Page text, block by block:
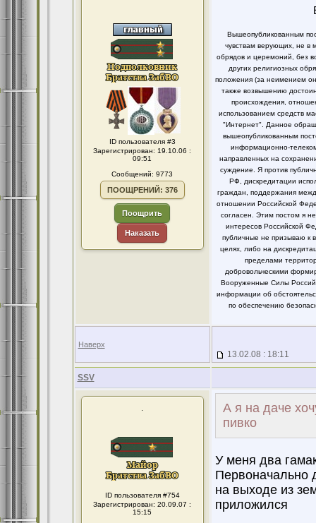
ID пользователя #3
Зарегистрирован: 19.10.06 :
09:51
Сообщений: 9773
ПООЩРЕНИЙ: 376
Поощрить
Наказать
Вышеопубликованным
чувствам верующих, не в
обрядов и церемоний, без
других религиозных
положения (за неимением
также возвышению
происхождения,
использованием средств
"Интернет". Данное
вышеопубликованным
информационно-
направленных на
суждение. Я против
РФ, дискредитации
граждан, поддержания
отношении Российской
согласен. Этим постом я
интересов Российской
публичные не призываю к
целях, либо на
пределами
добровольческими
Вооруженные Силы
информации об
по обеспечению
Наверх
13.02.08 : 18:11
SSV
.
ID пользователя #754
Зарегистрирован: 20.09.07 :
15:15
А я на даче
пивко
У меня два
Первоначально
на выходе из
приложился